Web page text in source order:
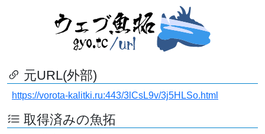
元URL(外部)
https://vorota-kalitki.ru:443/3lCsL9v/3j5HLSo.html
取得済みの魚拓